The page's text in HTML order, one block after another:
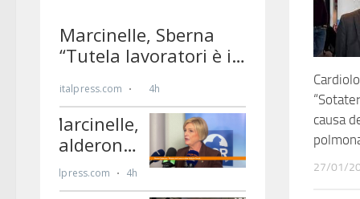
causa
27/01/